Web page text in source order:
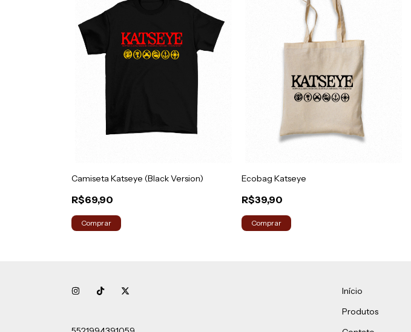
Camiseta Katseye (Black Version)
R$69,90
Comprar
Ecobag Katseye
R$39,90
Comprar
Início
Produtos